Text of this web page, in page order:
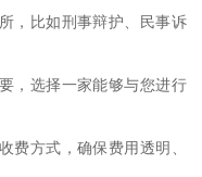
，比如刑事辩护、民事诉
，选择一家能够与您进行
费方式，确保费用透明、